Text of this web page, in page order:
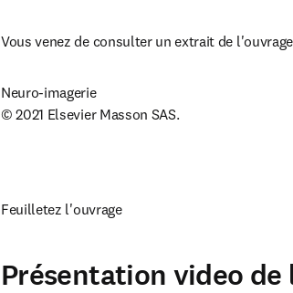
Vous venez de consulter un extrait de l'ouvrage
Neuro-imagerie
© 2021 Elsevier Masson SAS.
Feuilletez l'ouvrage
Présentation video de